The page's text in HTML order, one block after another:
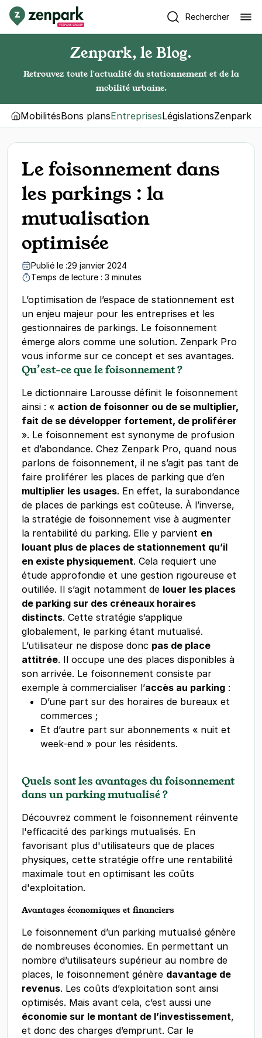
Rechercher
Zenpark, le Blog.
Retrouvez toute l'actualité du stationnement et de la
mobilité urbaine.
MobilitésBons plansEntreprisesLégislationsZenpark
Le foisonnement dans
les parkings : la
mutualisation
optimisée
Publié le :29 janvier 2024
Temps de lecture : 3 minutes
L’optimisation de l’espace de stationnement est
un enjeu majeur pour les entreprises et les
gestionnaires de parkings. Le foisonnement
émerge alors comme une solution. Zenpark Pro
vous informe sur ce concept et ses avantages.
Qu’est-ce que le foisonnement ?
Le dictionnaire Larousse définit le foisonnement
ainsi : « action de foisonner ou de se multiplier,
fait de se développer fortement, de proliférer
». Le foisonnement est synonyme de profusion
et d’abondance. Chez Zenpark Pro, quand nous
parlons de foisonnement, il ne s’agit pas tant de
faire proliférer les places de parking que d’en
multiplier les usages. En effet, la surabondance
de places de parkings est coûteuse. À l’inverse,
la stratégie de foisonnement vise à augmenter
la rentabilité du parking. Elle y parvient en
louant plus de places de stationnement qu’il
en existe physiquement. Cela requiert une
étude approfondie et une gestion rigoureuse et
outillée. Il s’agit notamment de louer les places
de parking sur des créneaux horaires
distincts. Cette stratégie s’applique
globalement, le parking étant mutualisé.
L’utilisateur ne dispose donc pas de place
attitrée. Il occupe une des places disponibles à
son arrivée. Le foisonnement consiste par
exemple à commercialiser l’accès au parking :
D’une part sur des horaires de bureaux et
commerces ;
Et d’autre part sur abonnements « nuit et
week-end » pour les résidents.
Quels sont les avantages du foisonnement
dans un parking mutualisé ?
Découvrez comment le foisonnement réinvente
l'efficacité des parkings mutualisés. En
favorisant plus d'utilisateurs que de places
physiques, cette stratégie offre une rentabilité
maximale tout en optimisant les coûts
d'exploitation.
Avantages économiques et financiers
Le foisonnement d’un parking mutualisé génère
de nombreuses économies. En permettant un
nombre d’utilisateurs supérieur au nombre de
places, le foisonnement génère davantage de
revenus. Les coûts d’exploitation sont ainsi
optimisés. Mais avant cela, c’est aussi une
économie sur le montant de l’investissement,
et donc des charges d’emprunt. Car le